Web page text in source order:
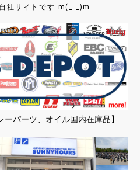
自社サイトです m(_ _)m
ーパーツ、オイル国内在庫品】